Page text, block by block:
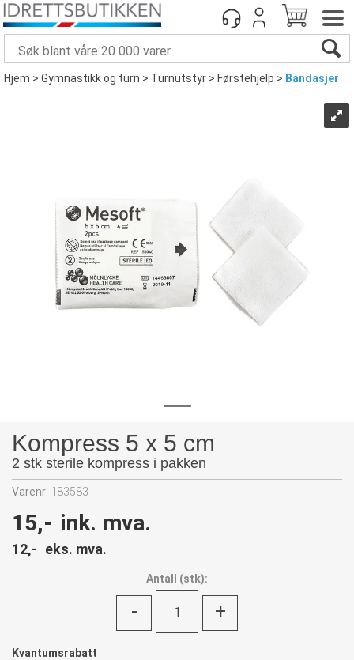
Hjem>Gymnastikk og turn>Turnutstyr>Førstehjelp> Bandasjer
Kompress 5 x 5 cm
2 stk sterile kompress i pakken
Varenr: 183583
15,- ink. mva.
12,- eks. mva.
Antall (stk):
- +
Kvantumsrabatt